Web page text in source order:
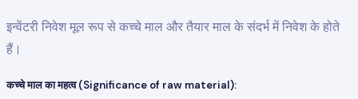
इन्वेंटरी निवेश मूल रूप से कच्चे माल और तैयार माल के संदर्भ में निवेश के होते
हैं।
कच्चे माल का महत्व (Significance of raw material):